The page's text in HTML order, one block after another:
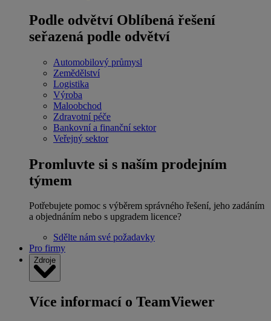
Podle odvětví Oblíbená řešení
seřazená podle odvětví
Automobilový průmysl
Zemědělství
Logistika
Výroba
Maloobchod
Zdravotní péče
Bankovní a finanční sektor
Veřejný sektor
Promluvte si s naším prodejním
týmem
Potřebujete pomoc s výběrem správného řešení, jeho zadáním
a objednáním nebo s upgradem licence?
Sdělte nám své požadavky
Pro firmy
Zdroje
Více informací o TeamViewer